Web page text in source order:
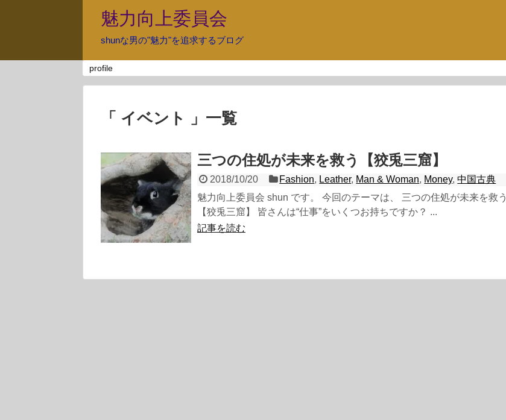
魅力向上委員会
shunな男の"魅力"を追求するブログ
profile
「 イベント 」一覧
三つの住処が未来を救う【狡兎三窟】
2018/10/20 Fashion, Leather, Man & Woman, Money,中国古典
魅力向上委員会 shun です。 今回のテーマは、 三つの住処が未来を救う
【狡兎三窟】 皆さんは“仕事”をいくつお持ちですか？ ...
記事を読む